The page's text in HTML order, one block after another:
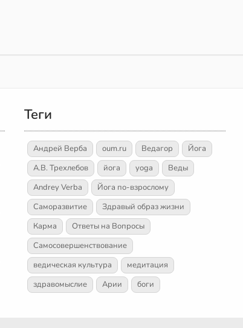
Теги
Андрей Верба oum.ru Ведагор
Йога
А.В. Трехлебов
йога yoga
Веды
Andrey Verba
Йога по-взрослому
Саморазвитие
Здравый образ жизни
Карма
Ответы на Вопросы
Самосовершенствование
ведическая культура
медитация
здравомыслие
Арии боги